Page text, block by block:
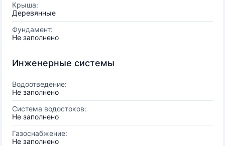
Крыша:
Деревянные
Фундамент:
Не заполнено
Инженерные системы
Водоотведение:
Не заполнено
Система водостоков:
Не заполнено
Газоснабжение:
Не заполнено